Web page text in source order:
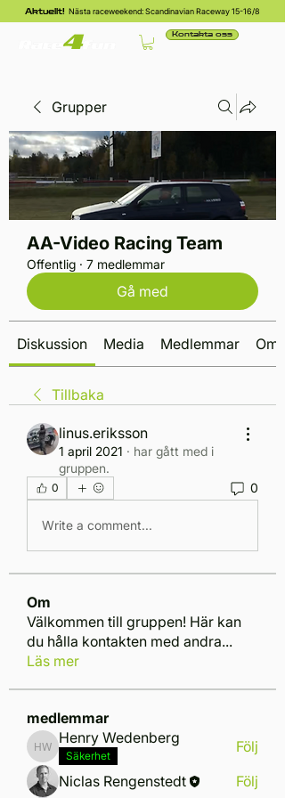
Aktuellt! Nästa raceweekend: Scandinavian Raceway 15-16/8
Kontakta oss
Grupper
AA-Video Racing Team
Offentlig · 7 medlemmar
Gå med
Diskussion Media Medlemmar Om
Tillbaka
linus.eriksson
1 april 2021 · har gått med i
gruppen.
0 0
Write a comment...
Om
Välkommen till gruppen! Här kan
du hålla kontakten med andra...
Läs mer
medlemmar
Henry Wedenberg
Henry Wedenberg
Säkerhet
Följ
Niclas Rengenstedt
Följ